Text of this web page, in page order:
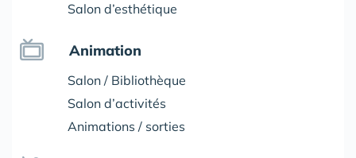
Salon d’esthétique
Animation
Salon / Bibliothèque
Salon d’activités
Animations / sorties